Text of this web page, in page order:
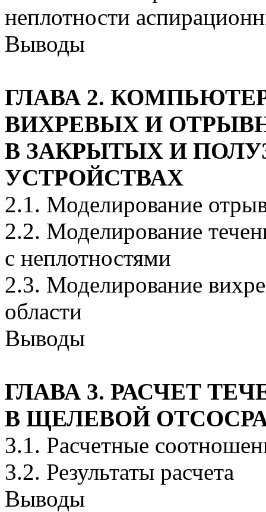
неплотности
Выводы
ГЛАВА 2.
ВИХРЕВЫХ И
В ЗАКРЫТЫХ И
УСТРОЙСТВАХ
2.1. Моделирование
2.2. Моделирование
с неплотностями
2.3. Моделирование
области
Выводы
ГЛАВА 3. РАСЧЕТ
В ЩЕЛЕВОЙ
3.1. Расчетные
3.2. Результаты расчета
Выводы